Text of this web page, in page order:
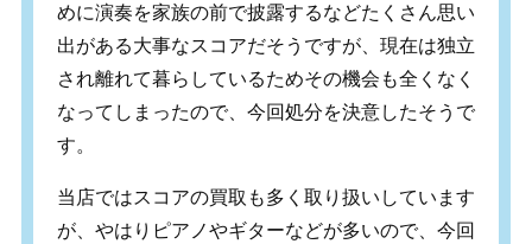
めに演奏を家族の前で披露するなどたくさん思い
出がある大事なスコアだそうですが、現在は独立
され離れて暮らしているためその機会も全くなく
なってしまったので、今回処分を決意したそうで
す。
当店ではスコアの買取も多く取り扱いしています
が、やはりピアノやギターなどが多いので、今回